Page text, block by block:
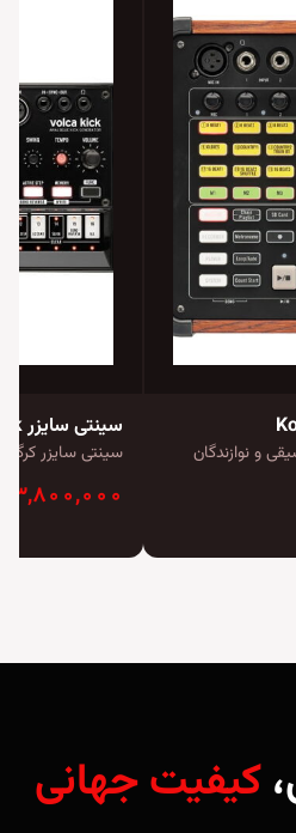
و نوازندگان
سینتی سایزر Korg Volca Kick
سینتی سایزر کرگ Korg Volca Kick دارای یک…
۱۳,۸۰۰,۰۰۰
کیفیت جهانی